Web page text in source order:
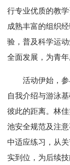
行专业优质的教学
成熟丰富的组织
验，普及科学运
全面发展，为青
活动伊始，
自我介绍与游泳
彼此的距离。林
池安全规范及注
中适应练习，从
实到位，为后续